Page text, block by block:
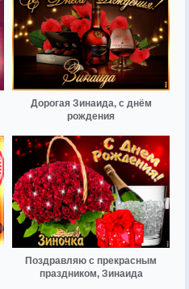
Дорогая Зинаида, с днём
рождения
Поздравляю с прекрасным
праздником, Зинаида